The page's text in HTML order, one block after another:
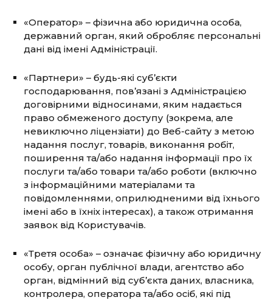
«Оператор» – фізична або юридична особа,
державний орган, який обробляє персональні
дані від імені Адміністрації.
«Партнери» – будь-які суб’єкти
господарювання, пов’язані з Адміністрацією
договірними відносинами, яким надається
право обмеженого доступу (зокрема, але
невиключно ліцензіати) до Веб-сайту з метою
надання послуг, товарів, виконання робіт,
поширення та/або надання інформації про їх
послуги та/або товари та/або роботи (включно
з інформаційними матеріалами та
повідомленнями, оприлюдненими від їхнього
імені або в їхніх інтересах), а також отримання
заявок від Користувачів.
«Третя особа» – означає фізичну або юридичну
особу, орган публічної влади, агентство або
орган, відмінний від суб’єкта даних, власника,
контролера, оператора та/або осіб, які під